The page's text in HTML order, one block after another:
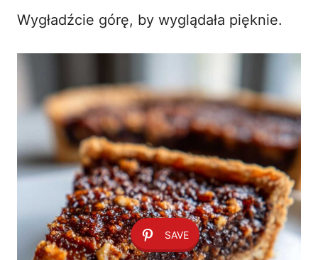
Wygładźcie górę, by wyglądała pięknie.
SAVE